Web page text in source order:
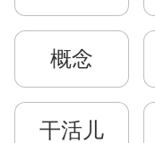
概念
干活儿